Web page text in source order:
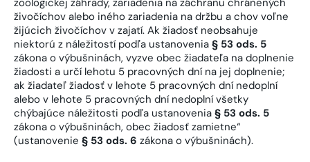
zoologickej záhrady, zariadenia na záchranu chránených
živočíchov alebo iného zariadenia na držbu a chov voľne
žijúcich živočíchov v zajatí. Ak žiadosť neobsahuje
niektorú z náležitostí podľa ustanovenia § 53 ods. 5
zákona o výbušninách, vyzve obec žiadateľa na doplnenie
žiadosti a určí lehotu 5 pracovných dní na jej doplnenie;
ak žiadateľ žiadosť v lehote 5 pracovných dní nedoplní
alebo v lehote 5 pracovných dní nedoplní všetky
chýbajúce náležitosti podľa ustanovenia § 53 ods. 5
zákona o výbušninách, obec žiadosť zamietne“
(ustanovenie § 53 ods. 6 zákona o výbušninách).